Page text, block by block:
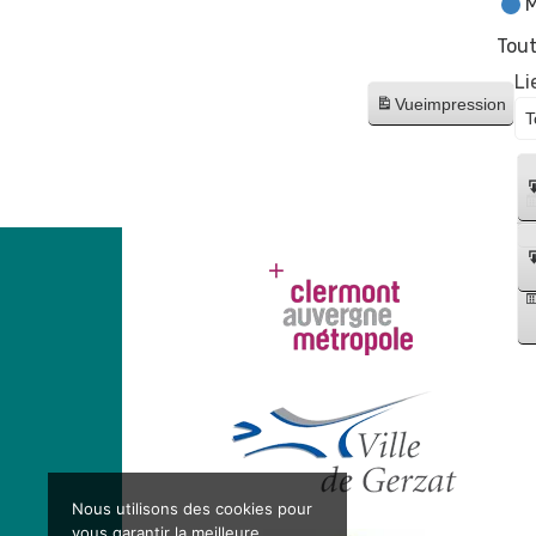
Vueimpression
Nous utilisons des cookies pour